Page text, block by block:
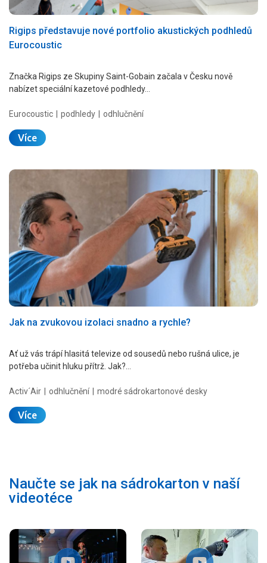
Rigips představuje nové portfolio akustických podhledů
Eurocoustic
Značka Rigips ze Skupiny Saint-Gobain začala v Česku nově
nabízet speciální kazetové podhledy…
Eurocoustic podhledy odhlučnění
Více
Jak na zvukovou izolaci snadno a rychle?
Ať už vás trápí hlasitá televize od sousedů nebo rušná ulice, je
potřeba učinit hluku přítrž. Jak?…
Activ´Air odhlučnění modré sádrokartonové desky
Více
Naučte se jak na sádrokarton v naší
videotéce